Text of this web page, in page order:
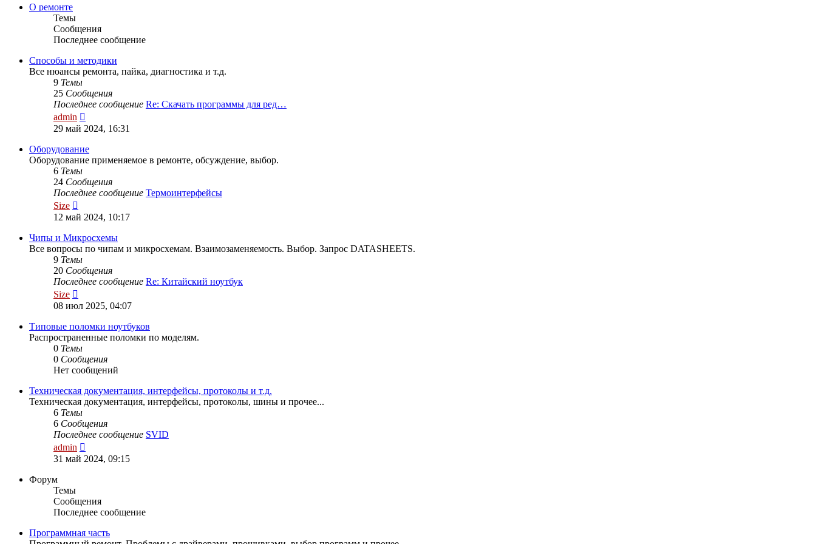
О ремонте
Темы
Сообщения
Последнее сообщение
Способы и методики
Все нюансы ремонта, пайка, диагностика и т.д.
9 Темы
25 Сообщения
Последнее сообщение Re: Скачать программы для ред…
admin
к
сообщению
29 май 2024, 16:31
Оборудование
Оборудование применяемое в ремонте, обсуждение, выбор.
6 Темы
24 Сообщения
Последнее сообщение Термоинтерфейсы
Size
к
сообщению
12 май 2024, 10:17
Чипы и Микросхемы
Все вопросы по чипам и микросхемам. Взаимозаменяемость. Выбор. Запрос DATASHEETS.
9 Темы
20 Сообщения
Последнее сообщение Re: Китайский ноутбук
Size
к
сообщению
08 июл 2025, 04:07
Типовые поломки ноутбуков
Распространенные поломки по моделям.
0 Темы
0 Сообщения
Нет сообщений
Техническая документация, интерфейсы, протоколы и т.д.
Техническая документация, интерфейсы, протоколы, шины и прочее...
6 Темы
6 Сообщения
Последнее сообщение SVID
admin
к
31 май 2024, 09:15
Форум
Темы
Сообщения
Последнее сообщение
Программная часть